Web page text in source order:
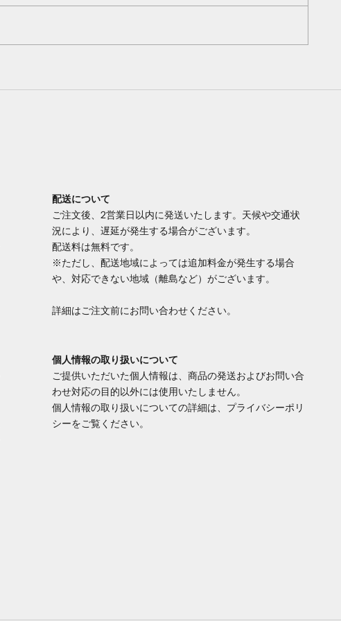
配送について
ご注文後、2営業日以内に発送いたします。天候や交通状
況により、遅延が発生する場合がございます。
配送料は無料です。
※ただし、配送地域によっては追加料金が発生する場合
や、対応できない地域（離島など）がございます。
詳細はご注文前にお問い合わせください。
個人情報の取り扱いについて
ご提供いただいた個人情報は、商品の発送およびお問い合
わせ対応の目的以外には使用いたしません。
個人情報の取り扱いについての詳細は、プライバシーポリ
シーをご覧ください。